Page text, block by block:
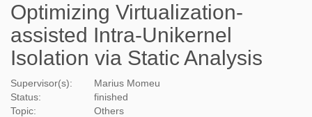
Optimizing Virtualization-
assisted Intra-Unikernel
Isolation via Static Analysis
Supervisor(s):
Marius Momeu
Status:
finished
Topic:
Others